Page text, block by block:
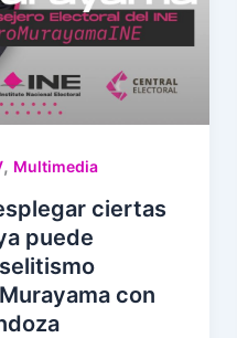
, Multimedia
ciertas
puede
con